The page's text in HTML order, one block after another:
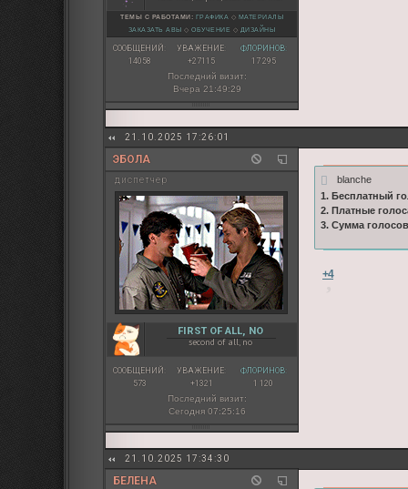
ТЕМЫ С РАБОТАМИ: ГРАФИКА ◇ МАТЕРИАЛЫ
ЗАКАЗАТЬ АВЫ
◇ОБУЧЕНИЕ ◇ ДИЗАЙНЫ
СООБЩЕНИЙ:
14058
УВАЖЕНИЕ:
+27115
ФЛОРИНОВ:
17 295
Последний визит:
Вчера 21:49:29
21.10.2025 17:26:01
ЭБОЛА
диспетчер
FIRST OF ALL, NO
second of all, no
СООБЩЕНИЙ:
573
УВАЖЕНИЕ:
+1321
ФЛОРИНОВ:
1 120
Последний визит:
Сегодня 07:25:16
blanche
1. Бесплатный
2. Платные
3. Сумма
+4
21.10.2025 17:34:30
БЕЛЕНА